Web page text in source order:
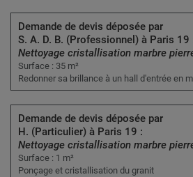
Demande de devis déposée par
S. A. D. B. (Professionnel) à Paris 19
Nettoyage cristallisation marbre
Surface : 35 m²
Redonner sa brillance à un hall d'entrée en
Demande de devis déposée par
H. (Particulier) à Paris 19 :
Nettoyage cristallisation marbre
Surface : 1 m²
Ponçage et cristallisation du granit